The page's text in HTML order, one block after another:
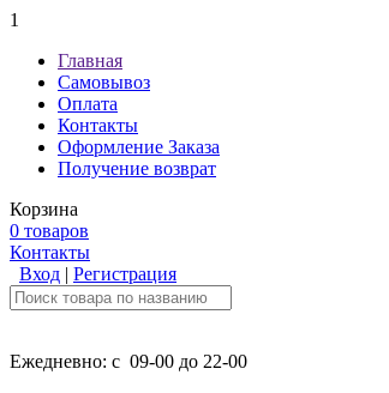
1
Главная
Самовывоз
Оплата
Контакты
Оформление Заказа
Получение возврат
Корзина
0 товаров
Контакты
Вход | Регистрация
Ежедневно: с 09-00 до 22-00